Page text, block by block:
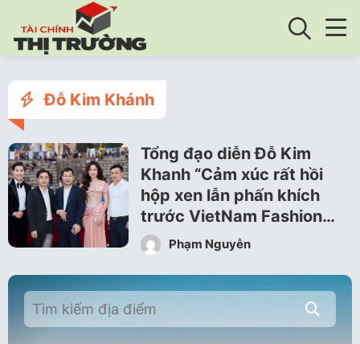
Đỗ Kim Khánh
Tổng đạo diễn Đỗ Kim
Khanh “Cảm xúc rất hồi
hộp xen lẫn phấn khích
trước VietNam Fashion…
Phạm Nguyễn